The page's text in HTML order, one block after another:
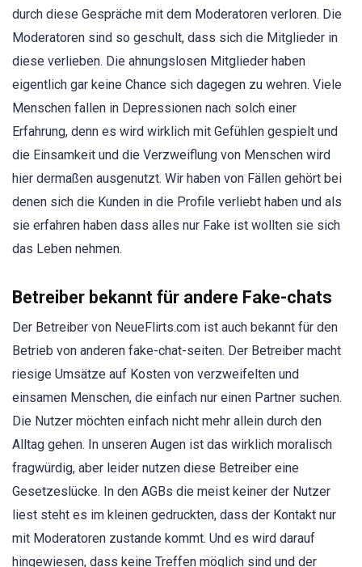
durch diese Gespräche mit dem Moderatoren verloren. Die
Moderatoren sind so geschult, dass sich die Mitglieder in
diese verlieben. Die ahnungslosen Mitglieder haben
eigentlich gar keine Chance sich dagegen zu wehren. Viele
Menschen fallen in Depressionen nach solch einer
Erfahrung, denn es wird wirklich mit Gefühlen gespielt und
die Einsamkeit und die Verzweiflung von Menschen wird
hier dermaßen ausgenutzt. Wir haben von Fällen gehört bei
denen sich die Kunden in die Profile verliebt haben und als
sie erfahren haben dass alles nur Fake ist wollten sie sich
das Leben nehmen.
Betreiber bekannt für andere Fake-chats
Der Betreiber von NeueFlirts.com ist auch bekannt für den
Betrieb von anderen fake-chat-seiten. Der Betreiber macht
riesige Umsätze auf Kosten von verzweifelten und
einsamen Menschen, die einfach nur einen Partner suchen.
Die Nutzer möchten einfach nicht mehr allein durch den
Alltag gehen. In unseren Augen ist das wirklich moralisch
fragwürdig, aber leider nutzen diese Betreiber eine
Gesetzeslücke. In den AGBs die meist keiner der Nutzer
liest steht es im kleinen gedruckten, dass der Kontakt nur
mit Moderatoren zustande kommt. Und es wird darauf
hingewiesen, dass keine Treffen möglich sind und der